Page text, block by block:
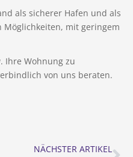
als sicherer Hafen und als
mit geringem
Ihre Wohnung zu
von uns beraten.
NÄCHSTER ARTIKEL